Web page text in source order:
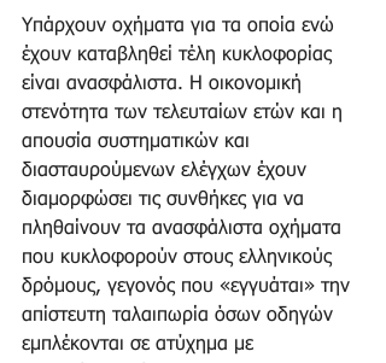
Υπάρχουν οχήματα για τα οποία ενώ
έχουν καταβληθεί τέλη κυκλοφορίας
είναι ανασφάλιστα. Η οικονομική
στενότητα των τελευταίων ετών και η
απουσία συστηματικών και
διασταυρούμενων ελέγχων έχουν
διαμορφώσει τις συνθήκες για να
πληθαίνουν τα ανασφάλιστα οχήματα
που κυκλοφορούν στους ελληνικούς
δρόμους, γεγονός που «εγγυάται» την
απίστευτη ταλαιπωρία όσων οδηγών
εμπλέκονται σε ατύχημα με